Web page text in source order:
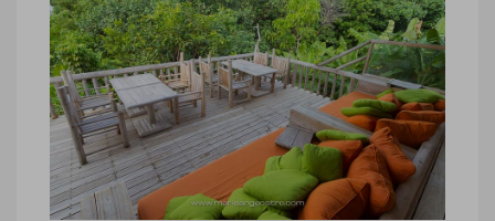
Maldives, restaurant Fresh in the
Garden, Soneva Fushi
Maldives, restaurant Fresh in the
Garden, Soneva Fushi © Marie-Ange
Ostré